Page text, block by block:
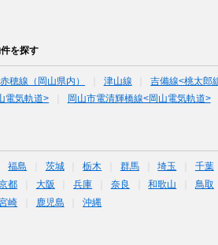
を探す
赤穂線（岡山県内） 津山線 吉備線<桃太郎
電気軌道> 岡山市電清輝橋線<岡山電気軌道>
福島 茨城 栃木 群馬 埼玉 千葉
都 大阪 兵庫 奈良 和歌山 鳥取
崎 鹿児島 沖縄